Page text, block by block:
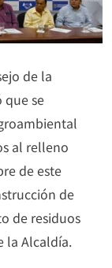
de la
que se
al relleno
de este
de
de residuos
la Alcaldía.